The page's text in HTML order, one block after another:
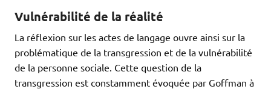
Vulnérabilité de la réalité
La réflexion sur les actes de langage ouvre ainsi sur la
problématique de la transgression et de la vulnérabilité
de la personne sociale. Cette question de la
transgression est constamment évoquée par Goffman à